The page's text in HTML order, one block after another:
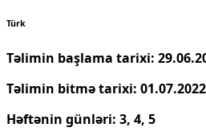
Türk
Təlimin başlama tarixi:
Təlimin bitmə tarixi: 01.07.2022
Həftənin günləri: 3, 4, 5